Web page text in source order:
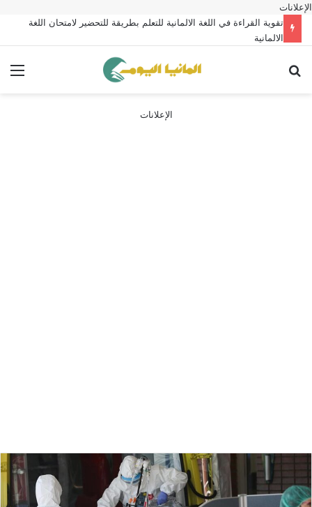
الإعلانات
تقوية القراءة في اللغة الالمانية للتعلم بطريقة للتحضير لامتحان اللغة
الالمانية
الإعلانات